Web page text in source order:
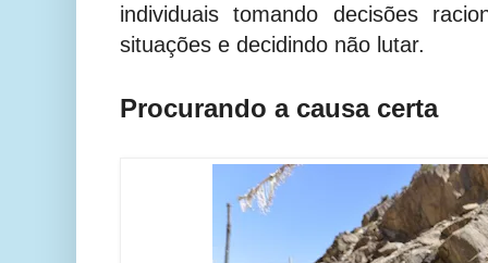
individuais tomando decisões
situações e decidindo não lutar.
Procurando a causa certa